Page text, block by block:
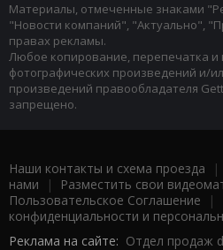
Материалы, отмеченные знаками
"Новости компаний", "Актуально",
правах рекламы.
Любое копирование, перепечатка и
фотографических произведений и/
произведений правообладателя
запрещено.
Наши контакты и схема проезда |
нами | Разместить свои
Пользовательское Соглашение |
конфиденциальности и
Реклама на сайте: Отдел продаж